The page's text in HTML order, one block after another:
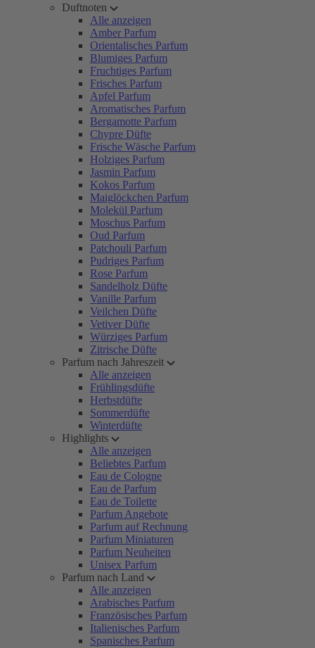
Duftnoten
Alle anzeigen
Amber Parfum
Orientalisches Parfum
Blumiges Parfum
Fruchtiges Parfum
Frisches Parfum
Apfel Parfum
Aromatisches Parfum
Bergamotte Parfum
Chypre Düfte
Frische Wäsche Parfum
Holziges Parfum
Jasmin Parfum
Kokos Parfum
Maiglöckchen Parfum
Molekül Parfum
Moschus Parfum
Oud Parfum
Patchouli Parfum
Pudriges Parfum
Rose Parfum
Sandelholz Düfte
Vanille Parfum
Veilchen Düfte
Vetiver Düfte
Würziges Parfum
Zitrische Düfte
Parfum nach Jahreszeit
Alle anzeigen
Frühlingsdüfte
Herbstdüfte
Sommerdüfte
Winterdüfte
Highlights
Alle anzeigen
Beliebtes Parfum
Eau de Cologne
Eau de Parfum
Eau de Toilette
Parfum Angebote
Parfum auf Rechnung
Parfum Miniaturen
Parfum Neuheiten
Unisex Parfum
Parfum nach Land
Alle anzeigen
Arabisches Parfum
Französisches Parfum
Italienisches Parfum
Spanisches Parfum